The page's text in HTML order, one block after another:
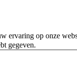
ervaring op onze
gegeven.